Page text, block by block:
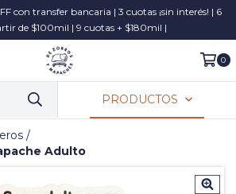
con transfer bancaria | 3 cuotas ¡sin interés! | 6
de $100mil | 9 cuotas + $180mil |
0
PRODUCTOS
/
Adulto